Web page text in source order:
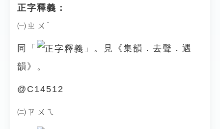
正字釋義：
㈠ㄓㄨˋ
同「
」。見《集韻．去聲．遇
韻》。
@C14512
㈡ㄗㄨㄟ